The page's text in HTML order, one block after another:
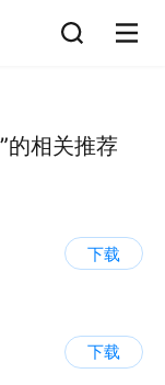
的相关推荐
下载
下载